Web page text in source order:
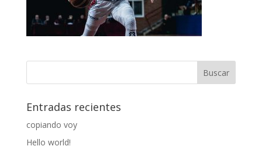
Entradas recientes
copiando voy
Hello world!